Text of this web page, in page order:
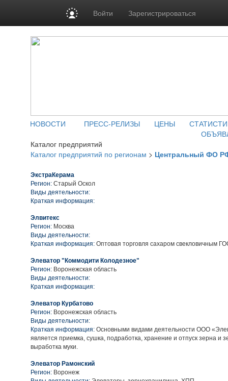
Войти Зарегистрироваться
НОВОСТИ ПРЕСС-РЕЛИЗЫ ЦЕНЫ
Каталог предприятий
Каталог предприятий по регионам > Центральный ФО
ЭкстраКерама
Регион: Старый Оскол
Виды деятельности:
Краткая информация:
Элвитекс
Регион: Москва
Виды деятельности:
Краткая информация: Оптовая торговля сахаром свекловичным
Элеватор "Коммодити Колодезное"
Регион: Воронежская область
Виды деятельности:
Краткая информация:
Элеватор Курбатово
Регион: Воронежская область
Виды деятельности:
Краткая информация: Основными видами деятельности ООО
является приемка, сушка, подработка, хранение и отпуск зерна и
выработка муки.
Элеватор Рамонский
Регион: Воронеж